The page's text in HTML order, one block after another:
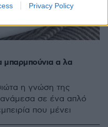
Privacy Policy
μπαρμπούνια α λα
η γνώση της
ανάμεσα σε ένα απλό
που μένει